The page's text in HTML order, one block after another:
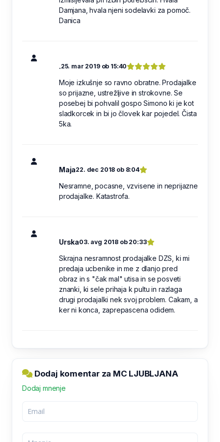
Damjana, hvala njeni sodelavki za pomoč.
Danica
.25. mar 2019 ob 15:40
Moje izkušnje so ravno obratne. Prodajalke
so prijazne, ustrežljive in strokovne. Se
posebej bi pohvalil gospo Simono ki je kot
sladkorcek in bi jo človek kar pojedel. Čista
5ka.
Maja22. dec 2018 ob 8:04
Nesramne, pocasne, vzvisene in neprijazne
prodajalke. Katastrofa.
Urska03. avg 2018 ob 20:33
Skrajna nesramnost prodajalke DZS, ki mi
predaja ucbenike in me z dlanjo pred
obraz in s "čak mal" utisa in se posveti
znanki, ki sele prihaja k pultu in razlaga
drugi prodajalki nek svoj problem. Cakam, a
ker ni konca, zaprepascena odidem.
Dodaj komentar za MC LJUBLJANA
Dodaj mnenje